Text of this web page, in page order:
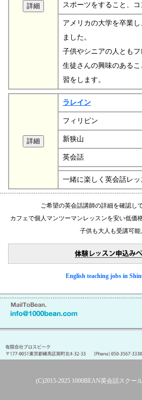
スポーツをすること、
アメリカの大学を卒業
ました。
子供やシニアの人ともフ
生徒さんの興味のある
習をします。
ラレイン
フィリピン
新狭山
英会話
一緒に楽しく英会話レッ
ご希望の英会話講師の詳細を確認し
カフェで個人マンツーマンレッスンを安い低価
子供も大人も受講可能
English teaching jobs in
(C)2015-2025 1000BEAN英会話スクー